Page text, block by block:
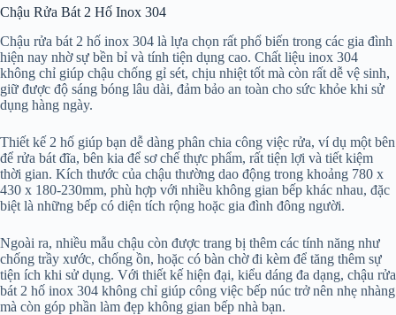
Chậu Rửa Bát 2 Hố Inox 304
Chậu rửa bát 2 hố inox 304 là lựa chọn rất phổ biến trong các gia đình
hiện nay nhờ sự bền bỉ và tính tiện dụng cao. Chất liệu inox 304
không chỉ giúp chậu chống gỉ sét, chịu nhiệt tốt mà còn rất dễ vệ sinh,
giữ được độ sáng bóng lâu dài, đảm bảo an toàn cho sức khỏe khi sử
dụng hàng ngày.
Thiết kế 2 hố giúp bạn dễ dàng phân chia công việc rửa, ví dụ một bên
để rửa bát đĩa, bên kia để sơ chế thực phẩm, rất tiện lợi và tiết kiệm
thời gian. Kích thước của chậu thường dao động trong khoảng 780 x
430 x 180-230mm, phù hợp với nhiều không gian bếp khác nhau, đặc
biệt là những bếp có diện tích rộng hoặc gia đình đông người.
Ngoài ra, nhiều mẫu chậu còn được trang bị thêm các tính năng như
chống trầy xước, chống ồn, hoặc có bàn chờ đi kèm để tăng thêm sự
tiện ích khi sử dụng. Với thiết kế hiện đại, kiểu dáng đa dạng, chậu rửa
bát 2 hố inox 304 không chỉ giúp công việc bếp núc trở nên nhẹ nhàng
mà còn góp phần làm đẹp không gian bếp nhà bạn.